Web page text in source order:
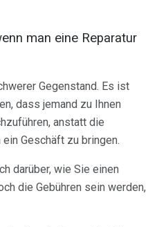
man eine Reparatur
Gegenstand. Es ist
dass jemand zu Ihnen
anstatt die
Geschäft zu bringen.
darüber, wie Sie einen
die Gebühren sein werden,